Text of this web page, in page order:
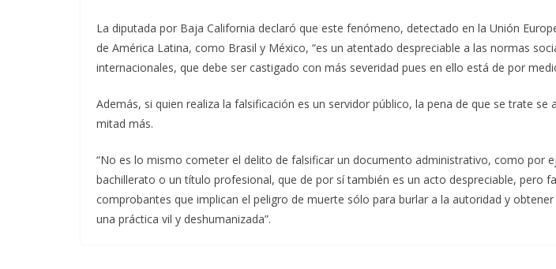
La diputada por Baja California declaró que este fenómeno, detectado en la Unión
de América Latina, como Brasil y México, “es un atentado despreciable a las normas
internacionales, que debe ser castigado con más severidad pues en ello está de por
Además, si quien realiza la falsificación es un servidor público, la pena de que se trate se
mitad más.
“No es lo mismo cometer el delito de falsificar un documento administrativo, como por
bachillerato o un título profesional, que de por sí también es un acto despreciable, pero
comprobantes que implican el peligro de muerte sólo para burlar a la autoridad y
una práctica vil y deshumanizada”.